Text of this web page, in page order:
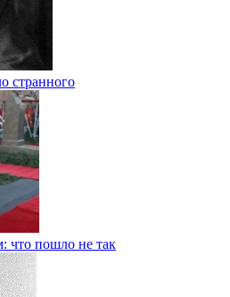
странного
пошло не так